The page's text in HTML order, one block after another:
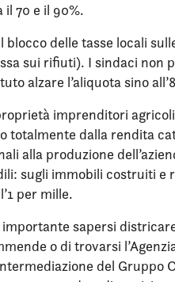
70 e il 90%.
delle tasse locali
sui rifiuti). I sindaci non
alzare l’aliquota sino
imprenditori
totalmente dalla rendita
alla produzione
sugli immobili costruiti e
per mille.
sapersi
o di trovarsi
del Gruppo